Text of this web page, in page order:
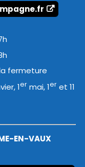
fermeture
1er mai, 1er et 11
EN-VAUX